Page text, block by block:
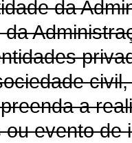
da
a
evento